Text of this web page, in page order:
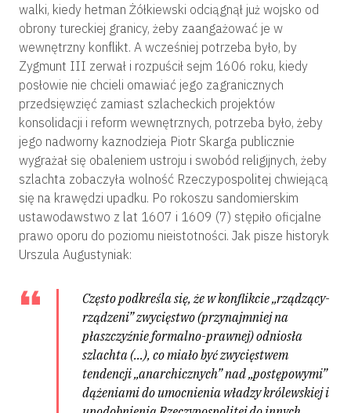
walki, kiedy hetman Żółkiewski odciągnął już wojsko od
obrony tureckiej granicy, żeby zaangażować je w
wewnętrzny konflikt. A wcześniej potrzeba było, by
Zygmunt III zerwał i rozpuścił sejm 1606 roku, kiedy
posłowie nie chcieli omawiać jego zagranicznych
przedsięwzięć zamiast szlacheckich projektów
konsolidacji i reform wewnętrznych, potrzeba było, żeby
jego nadworny kaznodzieja Piotr Skarga publicznie
wygrażał się obaleniem ustroju i swobód religijnych, żeby
szlachta zobaczyła wolność Rzeczypospolitej chwiejącą
się na krawędzi upadku. Po rokoszu sandomierskim
ustawodawstwo z lat 1607 i 1609 (7) stępiło oficjalne
prawo oporu do poziomu nieistotności. Jak pisze historyk
Urszula Augustyniak:
Często podkreśla się, że w konflikcie „rządzący-
rządzeni” zwycięstwo (przynajmniej na
płaszczyźnie formalno-prawnej) odniosła
szlachta (…), co miało być zwycięstwem
tendencji „anarchicznych” nad „postępowymi”
dążeniami do umocnienia władzy królewskiej i